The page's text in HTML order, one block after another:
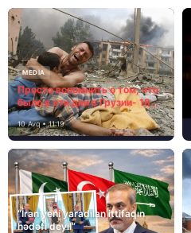
MEDİA
Просто вспомнить о том, что
было в эти дни в Грузии- 18
лет назад, 8 августа 2008
года…
10 Avq • 11:19
“İran yeni yaradılan ittifaqın
hədəfi deyil”